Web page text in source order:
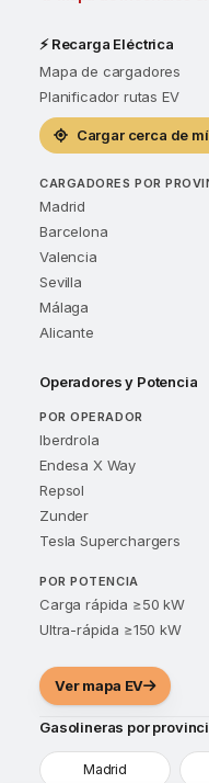
⚡ Recarga Eléctrica
Mapa de cargadores
Planificador rutas EV
Cargar cerca de mí
CARGADORES POR
Madrid
Barcelona
Valencia
Sevilla
Málaga
Alicante
Operadores y Potencia
POR OPERADOR
Iberdrola
Endesa X Way
Repsol
Zunder
Tesla Superchargers
POR POTENCIA
Carga rápida ≥50 kW
Ultra-rápida ≥150 kW
Ver mapa EV
Gasolineras por
Madrid